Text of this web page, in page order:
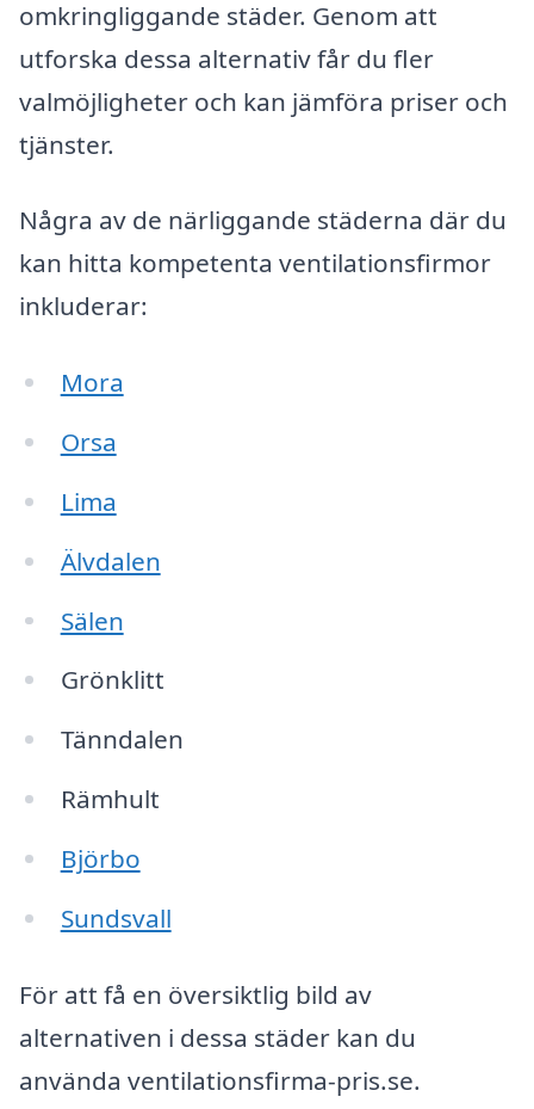
omkringliggande städer. Genom att
utforska dessa alternativ får du fler
valmöjligheter och kan jämföra priser och
tjänster.
Några av de närliggande städerna där du
kan hitta kompetenta ventilationsfirmor
inkluderar:
Mora
Orsa
Lima
Älvdalen
Sälen
Grönklitt
Tänndalen
Rämhult
Björbo
Sundsvall
För att få en översiktlig bild av
alternativen i dessa städer kan du
använda ventilationsfirma-pris.se.